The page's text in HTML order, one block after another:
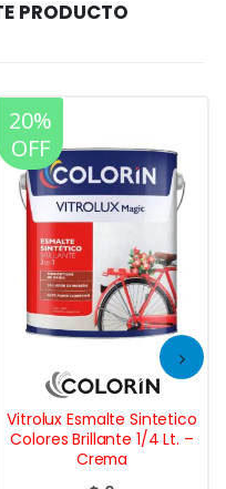
20%
OFF
Vitrolux Esmalte Sintetico
Colores Brillante 1/4 Lt. –
Crema